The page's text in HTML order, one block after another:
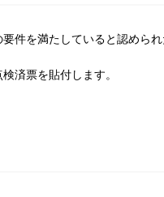
件を満たしていると認めら
済票を貼付します。